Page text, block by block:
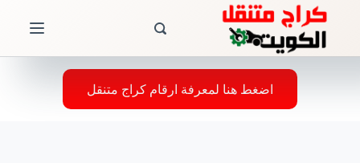
اضغط هنا لمعرفة ارقام كراج متنقل